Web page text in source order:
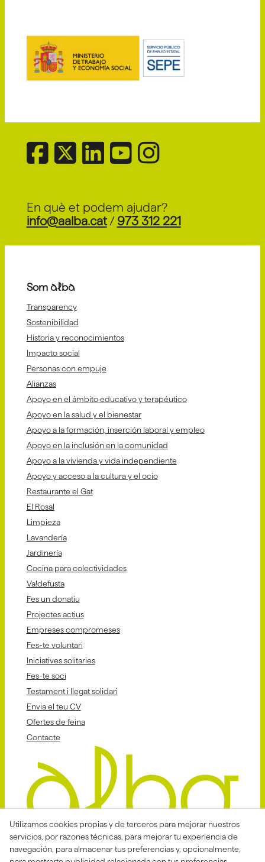
En què et podem ajudar?
info@aalba.cat/ 973 312 221
Som alba
Transparency
Sostenibilidad
Historia y reconocimientos
Impacto social
Personas con empuje
Alianzas
Apoyo en el ámbito educativo y terapéutico
Apoyo en la salud y el bienestar
Apoyo a la formación, inserción laboral y empleo
Apoyo en la inclusión en la comunidad
Apoyo a la vivienda y vida independiente
Apoyo y acceso a la cultura y el ocio
Restaurante el Gat
El Rosal
Limpieza
Lavandería
Jardinería
Cocina para colectividades
Va!defusta
Fes un donatiu
Projectes actius
Empreses compromeses
Fes-te voluntari
Iniciatives solitaries
Fes-te soci
Testament i llegat solidari
Envia el teu CV
Ofertes de feina
Contacte
Utilizamos cookies propias y de terceros para mejorar nuestros
servicios, por razones técnicas, para mejorar tu experiencia de
navegación, para almacenar tus preferencias y, opcionalmente,